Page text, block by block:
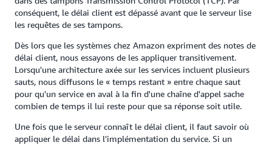
conséquent, le délai client est dépassé avant que le serveur lise
les requêtes de ses tampons.
Dès lors que les systèmes chez Amazon expriment des notes de
délai client, nous essayons de les appliquer transitivement.
Lorsqu'une architecture axée sur les services incluent plusieurs
sauts, nous diffusons le « temps restant » entre chaque saut
pour qu'un service en aval à la fin d'une chaîne d'appel sache
combien de temps il lui reste pour que sa réponse soit utile.
Une fois que le serveur connaît le délai client, il faut savoir où
appliquer le délai dans l'implémentation du service. Si un